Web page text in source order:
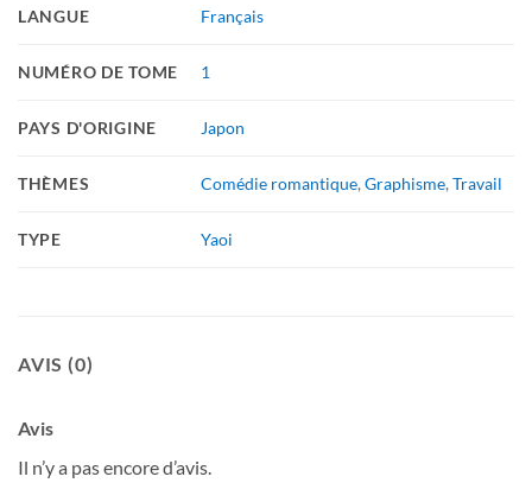
LANGUE Français
NUMÉRO DE TOME 1
PAYS D'ORIGINE Japon
THÈMES Comédie romantique,Graphisme,Travail
TYPE Yaoi
AVIS (0)
Avis
Il n’y a pas encore d’avis.